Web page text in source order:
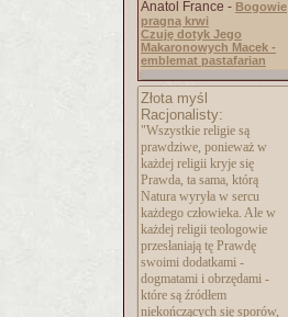
Anatol France - Bogowie
pragną krwi
Czuję dotyk Jego
Makaronowych Macek -
emblemat pastafarian
Złota myśl
Racjonalisty:
"Wszystkie religie są
prawdziwe, ponieważ w
każdej religii kryje się
Prawda, ta sama, którą
Natura wyryła w sercu
każdego człowieka. Ale w
każdej religii teologowie
przesłaniają tę Prawdę
swoimi dodatkami -
dogmatami i obrzędami -
które są źródłem
niekończących się sporów,